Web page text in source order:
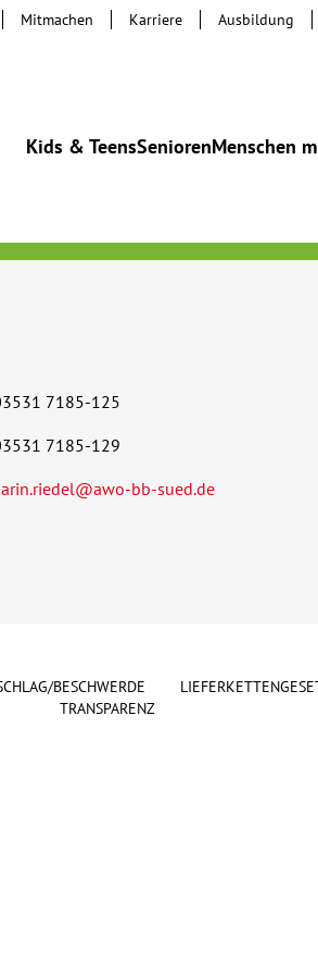
Kids & TeensSeniorenMenschen
Mitmachen Karriere Ausbildung
7185-125
7185-129
bb-sued.de
BESCHWERDE
TRANSPARENZ